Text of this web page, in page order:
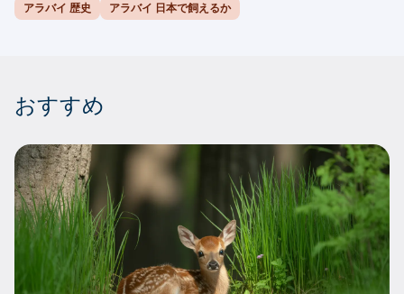
アラバイ 歴史
アラバイ 日本で飼えるか
おすすめ